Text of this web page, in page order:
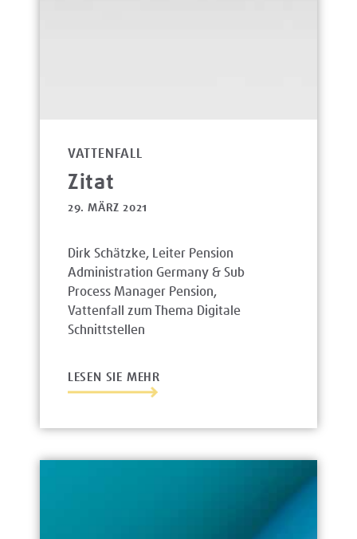
VATTENFALL
Zitat
29. MÄRZ 2021
Dirk Schätzke, Leiter Pension
Administration Germany & Sub
Process Manager Pension,
Vattenfall zum Thema Digitale
Schnittstellen
LESEN SIE MEHR